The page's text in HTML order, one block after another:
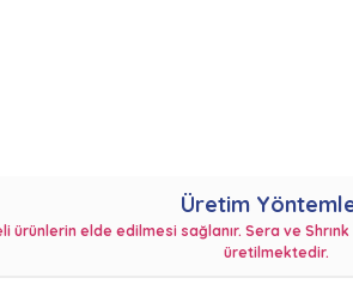
Üretim
ürünlerin elde edilmesi sağlanır. Sera ve
üretilmektedir.